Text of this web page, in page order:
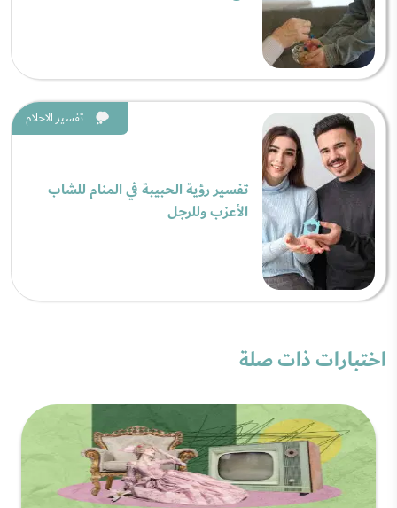
تفسير الاحلام
تفسير رؤية الحبيبة في المنام للشاب
الأعزب وللرجل
اختبارات ذات صلة